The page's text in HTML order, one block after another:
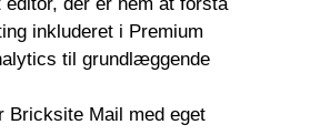
inkluderet i Premium
til grundlæggende
Bricksite Mail med eget